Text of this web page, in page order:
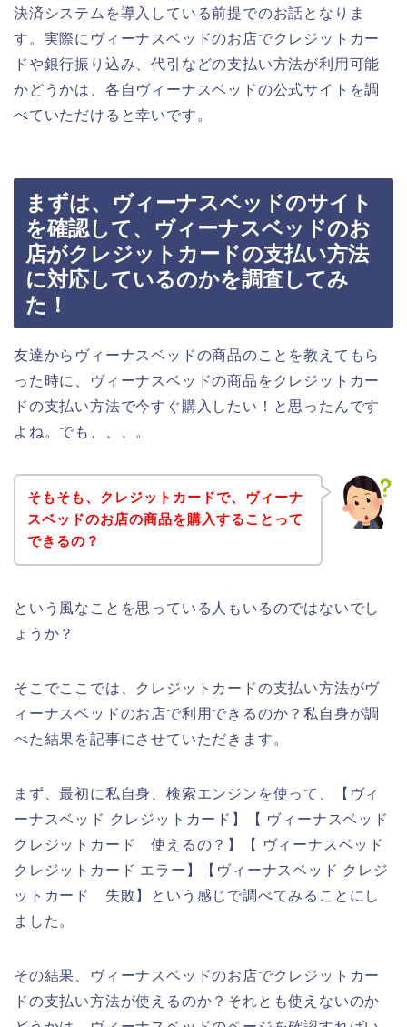
決済システムを導入している前提でのお話となりま
す。実際にヴィーナスベッドのお店でクレジットカー
ドや銀行振り込み、代引などの支払い方法が利用可能
かどうかは、各自ヴィーナスベッドの公式サイトを調
べていただけると幸いです。
まずは、ヴィーナスベッドのサイト
を確認して、ヴィーナスベッドのお
店がクレジットカードの支払い方法
に対応しているのかを調査してみ
た！
友達からヴィーナスベッドの商品のことを教えてもら
った時に、ヴィーナスベッドの商品をクレジットカー
ドの支払い方法で今すぐ購入したい！と思ったんです
よね。でも、、、。
そもそも、クレジットカードで、ヴィーナ
スベッドのお店の商品を購入することって
できるの？
という風なことを思っている人もいるのではないでし
ょうか？
そこでここでは、クレジットカードの支払い方法がヴ
ィーナスベッドのお店で利用できるのか？私自身が調
べた結果を記事にさせていただきます。
まず、最初に私自身、検索エンジンを使って、【ヴィ
ーナスベッド クレジットカード】【 ヴィーナスベッド
クレジットカード 使えるの？】【 ヴィーナスベッド
クレジットカード エラー】【ヴィーナスベッド クレジ
ットカード 失敗】という感じで調べてみることにし
ました。
その結果、ヴィーナスベッドのお店でクレジットカー
ドの支払い方法が使えるのか？それとも使えないのか